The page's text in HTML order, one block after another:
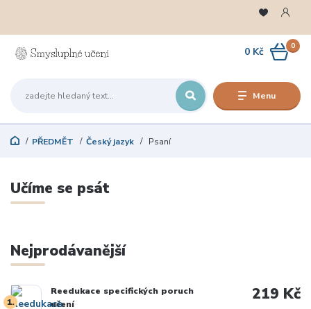
Menu
0
0 Kč
PŘEDMĚT Český jazyk Psaní
Učíme se psát
Nejprodávanější
1.
Reedukace specifických poruch
učení
219 Kč